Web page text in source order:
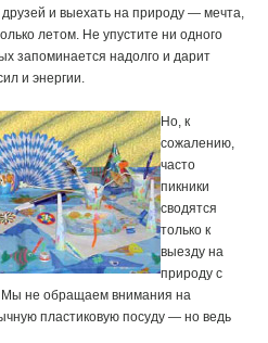
и выехать на природу — мечта,
летом. Не упустите ни одного
запоминается надолго и дарит
и энергии.
Но, к
сожалению,
часто
пикники
сводятся
только к
выезду на
природу с
Мы не обращаем внимания на
пластиковую посуду — но ведь